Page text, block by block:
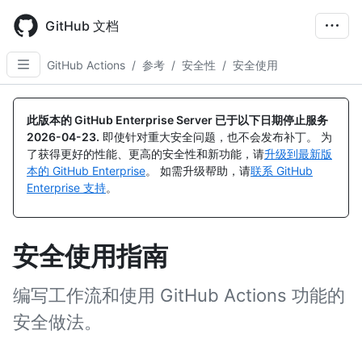
main
content
GitHub 文档
GitHub Actions / 参考 / 安全性 / 安全使用
此版本的 GitHub Enterprise Server 已于以下日期停止服务
2026-04-23. 即使针对重大安全问题，也不会发布补丁。 为
了获得更好的性能、更高的安全性和新功能，请升级到最新版
本的 GitHub Enterprise。 如需升级帮助，请联系 GitHub
Enterprise 支持。
安全使用指南
编写工作流和使用 GitHub Actions 功能的
安全做法。